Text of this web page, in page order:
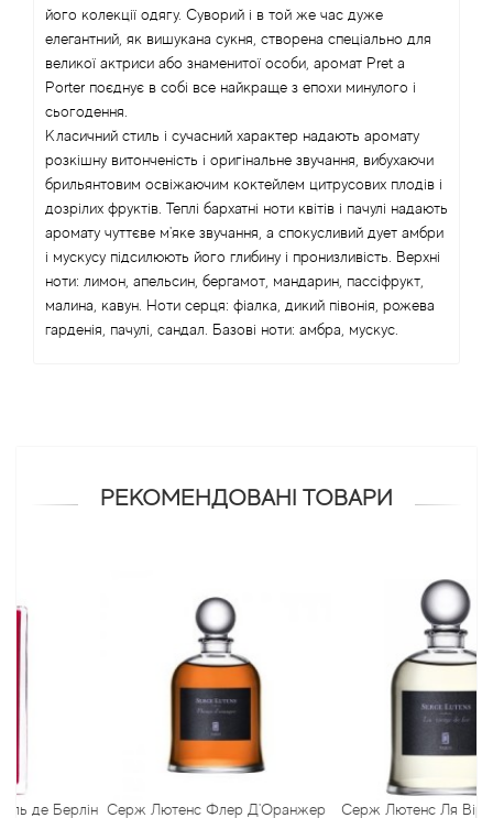
його колекції одягу. Суворий і в той же час дуже
елегантний, як вишукана сукня, створена спеціально для
великої актриси або знаменитої особи, аромат Pret a
Porter поєднує в собі все найкраще з епохи минулого і
сьогодення.
Класичний стиль і сучасний характер надають аромату
розкішну витонченість і оригінальне звучання, вибухаючи
брильянтовим освіжаючим коктейлем цитрусових плодів і
дозрілих фруктів. Теплі бархатні ноти квітів і пачулі надають
аромату чуттєве м'яке звучання, а спокусливий дует амбри
і мускусу підсилюють його глибину і пронизливість. Верхні
ноти: лимон, апельсин, бергамот, мандарин, пассіфрукт,
малина, кавун. Ноти серця: фіалка, дикий півонія, рожева
гарденія, пачулі, сандал. Базові ноти: амбра, мускус.
РЕКОМЕНДОВАНІ ТОВАРИ
Серж Лютенс Флер Д'Оранжер Серж Лютенс Ля Вірж де
Annayake
Anne Fontaine
Annick Goutal
Antonia's Flowers
Antonio Banderas
Antonio Puig
Arabesque Perfumes
Aramis
Ariana Grande
Armaf